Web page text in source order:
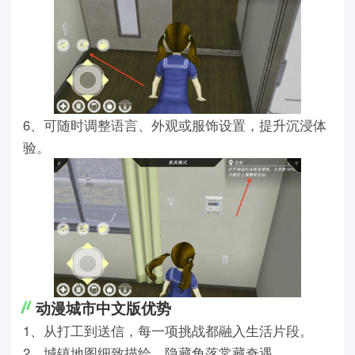
6、可随时调整语言、外观或服饰设置，提升沉浸体
验。
动漫城市中文版优势
1、从打工到送信，每一项挑战都融入生活片段。